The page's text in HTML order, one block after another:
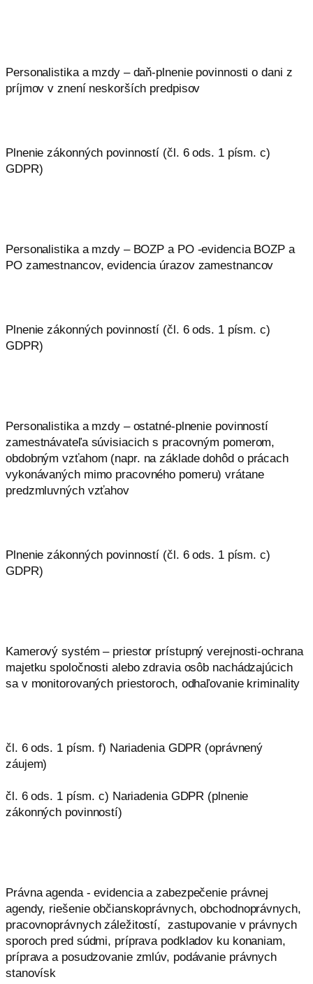
Personalistika a mzdy – daň-plnenie povinnosti o dani z
príjmov v znení neskorších predpisov
Plnenie zákonných povinností (čl. 6 ods. 1 písm. c)
GDPR)
Personalistika a mzdy – BOZP a PO -evidencia BOZP a
PO zamestnancov, evidencia úrazov zamestnancov
Plnenie zákonných povinností (čl. 6 ods. 1 písm. c)
GDPR)
Personalistika a mzdy – ostatné-plnenie povinností
zamestnávateľa súvisiacich s pracovným pomerom,
obdobným vzťahom (napr. na základe dohôd o prácach
vykonávaných mimo pracovného pomeru) vrátane
predzmluvných vzťahov
Plnenie zákonných povinností (čl. 6 ods. 1 písm. c)
GDPR)
Kamerový systém – priestor prístupný verejnosti-ochrana
majetku spoločnosti alebo zdravia osôb nachádzajúcich
sa v monitorovaných priestoroch, odhaľovanie kriminality
čl. 6 ods. 1 písm. f) Nariadenia GDPR (oprávnený
záujem)
čl. 6 ods. 1 písm. c) Nariadenia GDPR (plnenie
zákonných povinností)
Právna agenda - evidencia a zabezpečenie právnej
agendy, riešenie občianskoprávnych, obchodnoprávnych,
pracovnoprávnych záležitostí, zastupovanie v právnych
sporoch pred súdmi, príprava podkladov ku konaniam,
príprava a posudzovanie zmlúv, podávanie právnych
stanovísk